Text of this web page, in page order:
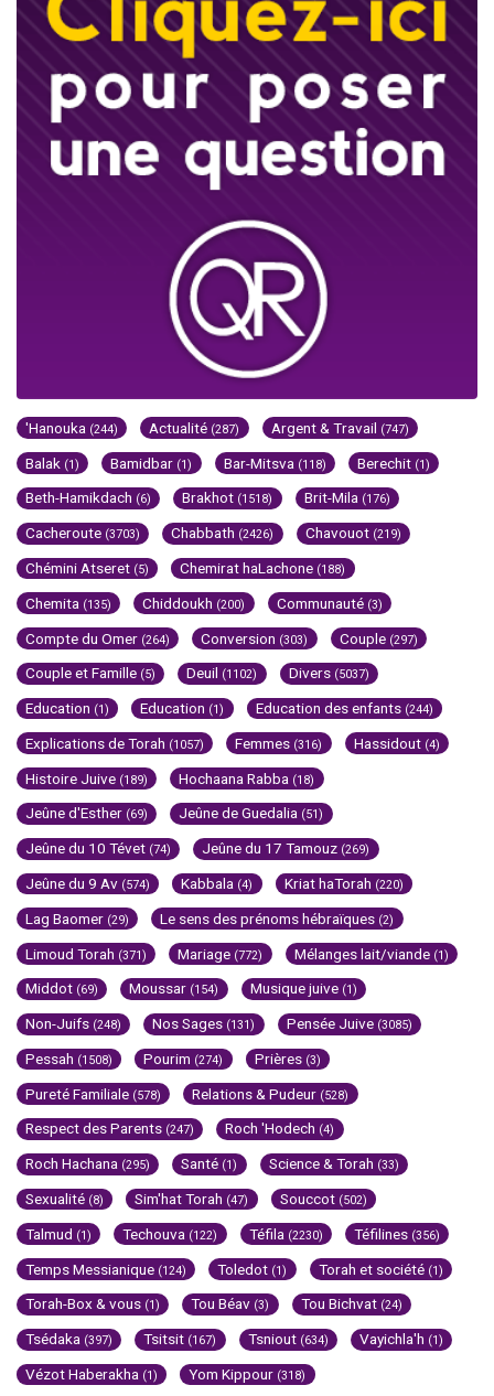
'Hanouka (244) Actualité (287) Argent & Travail (747)
Balak (1) Bamidbar (1) Bar-Mitsva (118) Berechit (1)
Beth-Hamikdach (6) Brakhot (1518) Brit-Mila (176)
Cacheroute (3703) Chabbath (2426) Chavouot (219)
Chémini Atseret (5) Chemirat haLachone (188)
Chemita (135) Chiddoukh (200) Communauté (3)
Compte du Omer (264) Conversion (303) Couple (297)
Couple et Famille (5) Deuil (1102) Divers (5037)
Education (1) Education (1) Education des enfants (244)
Explications de Torah (1057) Femmes (316) Hassidout (4)
Histoire Juive (189) Hochaana Rabba (18)
Jeûne d'Esther (69) Jeûne de Guedalia (51)
Jeûne du 10 Tévet (74) Jeûne du 17 Tamouz (269)
Jeûne du 9 Av (574) Kabbala (4) Kriat haTorah (220)
Lag Baomer (29) Le sens des prénoms hébraïques (2)
Limoud Torah (371) Mariage (772) Mélanges lait/viande (1)
Middot (69) Moussar (154) Musique juive (1)
Non-Juifs (248) Nos Sages (131) Pensée Juive (3085)
Pessah (1508) Pourim (274) Prières (3)
Pureté Familiale (578) Relations & Pudeur (528)
Respect des Parents (247) Roch 'Hodech (4)
Roch Hachana (295) Santé (1) Science & Torah (33)
Sexualité (8) Sim'hat Torah (47) Souccot (502)
Talmud (1) Techouva (122) Téfila (2230) Téfilines (356)
Temps Messianique (124) Toledot (1) Torah et société (1)
Torah-Box & vous (1) Tou Béav (3) Tou Bichvat (24)
Tsédaka (397) Tsitsit (167) Tsniout (634) Vayichla'h (1)
Vézot Haberakha (1) Yom Kippour (318)